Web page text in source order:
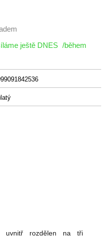
ještě DNES /během
uvnitř rozdělen na tři